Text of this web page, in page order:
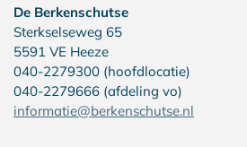
De Berkenschutse
Sterkselseweg 65
5591 VE Heeze
040-2279300 (hoofdlocatie)
040-2279666 (afdeling vo)
informatie@berkenschutse.nl